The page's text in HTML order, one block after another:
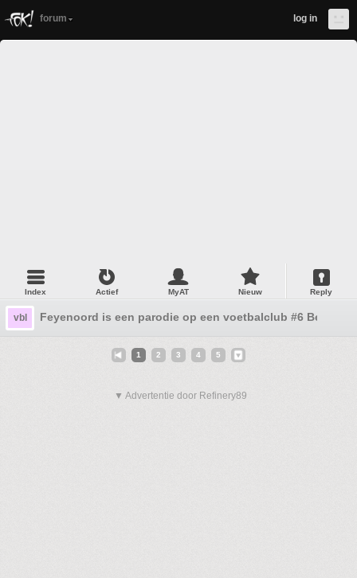
forum log in
Index Actief MyAT Nieuw Reply
vbl Feyenoord is een parodie op een voetbalclub #6 Beste
1 2 3 4 5
▼ Advertentie door Refinery89